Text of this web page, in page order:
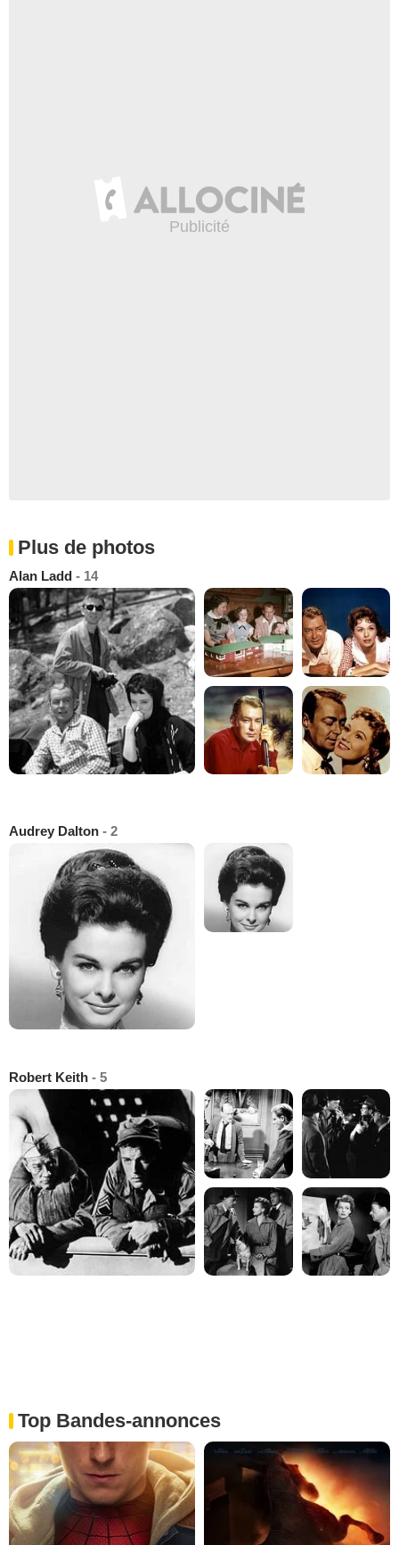
Plus de photos
Alan Ladd - 14
Audrey Dalton - 2
Robert Keith - 5
Top Bandes-annonces